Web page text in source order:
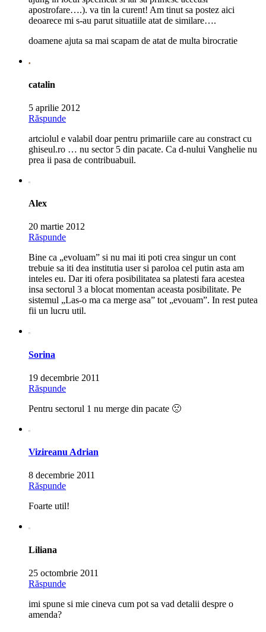
apostrofare….). va tin la curent! Am tinut sa postez aici
deoarece mi s-au parut situatiile atat de similare….
doamene ajuta sa mai scapam de atat de multa birocratie
catalin
5 aprilie 2012
Răspunde
artciolul e valabil doar pentru primariile care au constract cu
ghiseul.ro … nu sector 5 din pacate. Ca d-nului Vanghelie nu
prea ii pasa de contribuabuil.
Alex
20 martie 2012
Răspunde
Bine ca „evoluam” si nu mai iti poti crea singur un cont
trebuie sa iti dea institutia user si paroloa cel putin asta am
inteles eu. Dar iti ofera posibilitatea sa platesti fara acestea
insa sectorul 3 a blocat momentan aceasta posibilitate. Pe
sistemul „Las-o ma ca merge asa” tot „evouam”. In rest putea
fii un lucru util.
Sorina
19 decembrie 2011
Răspunde
Pentru sectorul 1 nu merge din pacate 🙁
Vizireanu Adrian
8 decembrie 2011
Răspunde
Foarte util!
Liliana
25 octombrie 2011
Răspunde
imi spune si mie cineva cum pot sa vad detalii despre o
amenda?